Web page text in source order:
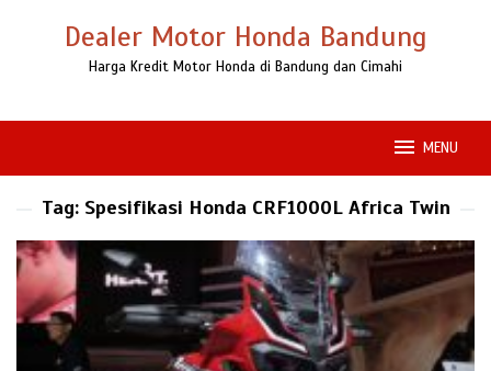
Dealer Motor Honda Bandung
Harga Kredit Motor Honda di Bandung dan Cimahi
MENU
Tag: Spesifikasi Honda CRF1000L Africa Twin